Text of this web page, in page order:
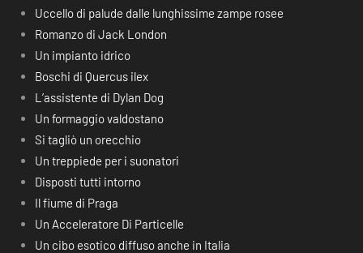
Uccello di palude dalle lunghissime zampe rosee
Romanzo di Jack London
Un impianto idrico
Boschi di Quercus ilex
L’assistente di Dylan Dog
Un formaggio valdostano
Si tagliò un orecchio
Un treppiede per i suonatori
Disposti tutti intorno
Il fiume di Praga
Un Acceleratore Di Particelle
Un cibo esotico diffuso anche in Italia